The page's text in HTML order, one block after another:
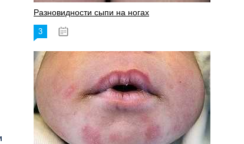
Разновидности сыпи на ногах
3